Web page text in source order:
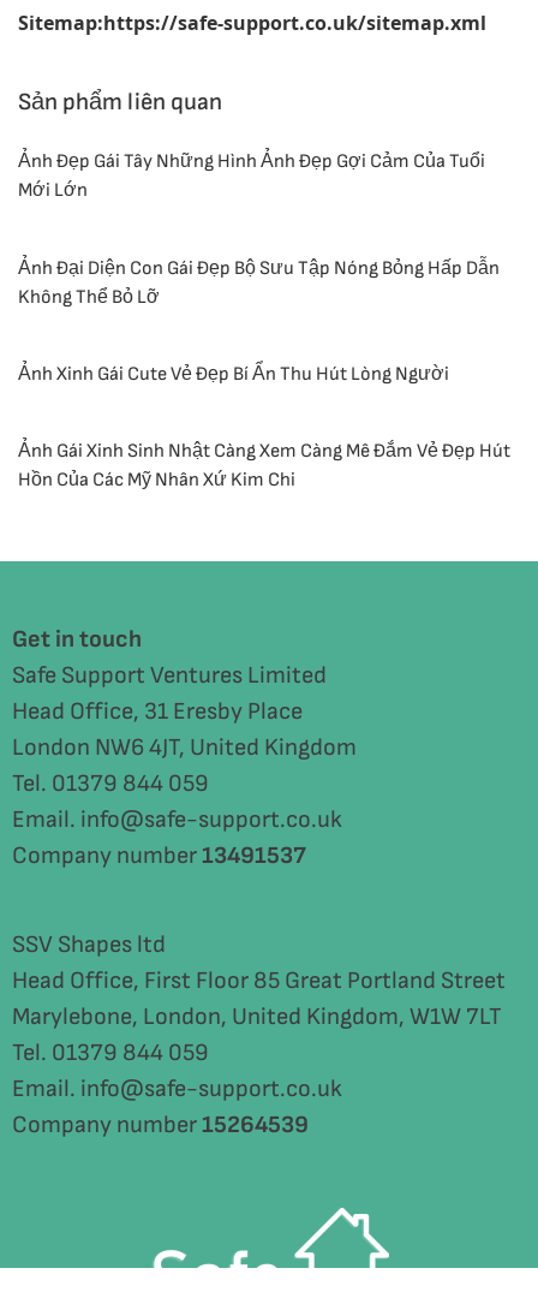
Sitemap:https://safe-support.co.uk/sitemap.xml
Sản phẩm liên quan
Ảnh Đẹp Gái Tây Những Hình Ảnh Đẹp Gợi Cảm Của Tuổi
Mới Lớn
Ảnh Đại Diện Con Gái Đẹp Bộ Sưu Tập Nóng Bỏng Hấp Dẫn
Không Thể Bỏ Lỡ
Ảnh Xinh Gái Cute Vẻ Đẹp Bí Ẩn Thu Hút Lòng Người
Ảnh Gái Xinh Sinh Nhật Càng Xem Càng Mê Đắm Vẻ Đẹp Hút
Hồn Của Các Mỹ Nhân Xứ Kim Chi
Get in touch
Safe Support Ventures Limited
Head Office, 31 Eresby Place
London NW6 4JT, United Kingdom
Tel. 01379 844 059
Email. info@safe-support.co.uk
Company number13491537
SSV Shapes ltd
Head Office, First Floor 85 Great Portland Street
Marylebone, London, United Kingdom, W1W 7LT
Tel. 01379 844 059
Email. info@safe-support.co.uk
Company number15264539